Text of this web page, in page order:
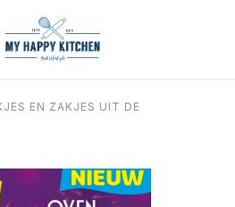
EN ZAKJES UIT DE